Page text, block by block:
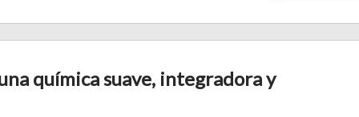
química suave, integradora y